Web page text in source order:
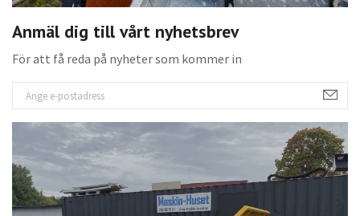
Anmäl dig till vårt nyhetsbrev
För att få reda på nyheter som kommer in